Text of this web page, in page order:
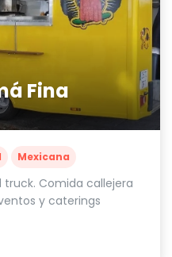
Fina
Mexicana
truck. Comida callejera
y caterings